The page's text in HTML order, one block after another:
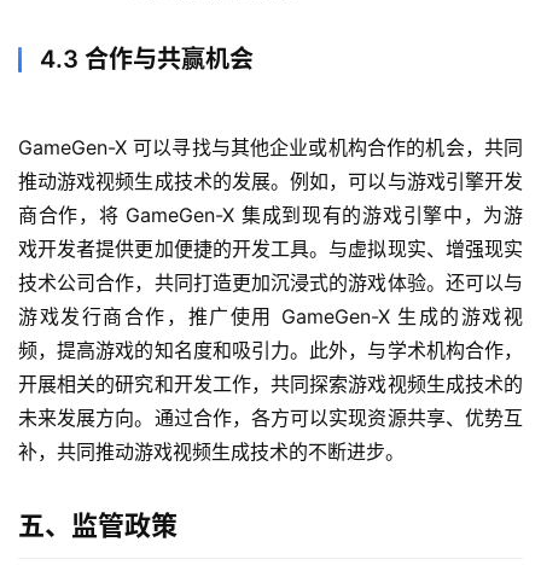
量
化
绘
梦
逆
熵
绘
梦
字
绘
4.3 合作与共赢机会
GameGen-X 可以寻找与其他企业或机构合作的机会，共同
推动游戏视频生成技术的发展。例如，可以与游戏引擎开发
商合作，将 GameGen-X 集成到现有的游戏引擎中，为游
戏开发者提供更加便捷的开发工具。与虚拟现实、增强现实
技术公司合作，共同打造更加沉浸式的游戏体验。还可以与
游戏发行商合作，推广使用 GameGen-X 生成的游戏视
频，提高游戏的知名度和吸引力。此外，与学术机构合作，
开展相关的研究和开发工作，共同探索游戏视频生成技术的
未来发展方向。通过合作，各方可以实现资源共享、优势互
补，共同推动游戏视频生成技术的不断进步。
五、监管政策